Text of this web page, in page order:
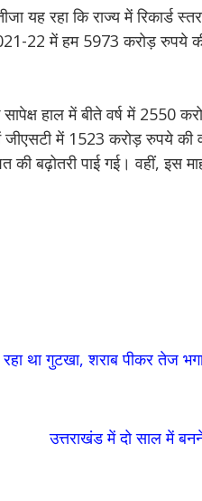
यह रहा कि राज्य में
2021-22 में हम 5973 करोड़
हाल में बीते वर्ष में 2550
में जीएसटी में 1523 करोड़ रुपये
बढ़ोतरी पाई गई। वहीं, इस
था गुटखा, शराब पीकर तेज
उत्तराखंड में दो साल में